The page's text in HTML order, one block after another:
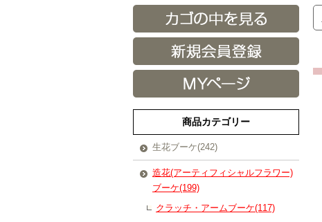
商品カテゴリー
生花ブーケ(242)
造花(アーティフィシャルフラワー)
ブーケ(199)
クラッチ・アームブーケ(117)